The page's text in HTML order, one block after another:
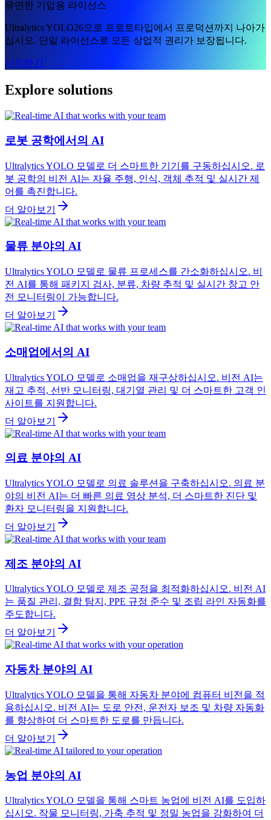
유연한 기업용 라이선스
Ultralytics YOLO26으로 프로토타입에서 프로덕션까지 나아가
십시오. 단일 라이선스로 모든 상업적 권리가 보장됩니다.
시작하기
Explore solutions
로봇 공학에서의 AI
Ultralytics YOLO 모델로 더 스마트한 기기를 구동하십시오. 로
봇 공학의 비전 AI는 자율 주행, 인식, 객체 추적 및 실시간 제
어를 촉진합니다.
더 알아보기
물류 분야의 AI
Ultralytics YOLO 모델로 물류 프로세스를 간소화하십시오. 비
전 AI를 통해 패키지 검사, 분류, 차량 추적 및 실시간 창고 안
전 모니터링이 가능합니다.
더 알아보기
소매업에서의 AI
Ultralytics YOLO 모델로 소매업을 재구상하십시오. 비전 AI는
재고 추적, 선반 모니터링, 대기열 관리 및 더 스마트한 고객 인
사이트를 지원합니다.
더 알아보기
의료 분야의 AI
Ultralytics YOLO 모델로 의료 솔루션을 구축하십시오. 의료 분
야의 비전 AI는 더 빠른 의료 영상 분석, 더 스마트한 진단 및
환자 모니터링을 지원합니다.
더 알아보기
제조 분야의 AI
Ultralytics YOLO 모델로 제조 공정을 최적화하십시오. 비전 AI
는 품질 관리, 결함 탐지, PPE 규정 준수 및 조립 라인 자동화를
주도합니다.
더 알아보기
자동차 분야의 AI
Ultralytics YOLO 모델을 통해 자동차 분야에 컴퓨터 비전을 적
용하십시오. 비전 AI는 도로 안전, 운전자 보조 및 차량 자동화
를 향상하여 더 스마트한 도로를 만듭니다.
더 알아보기
농업 분야의 AI
Ultralytics YOLO 모델을 통해 스마트 농업에 비전 AI를 도입하
십시오. 작물 모니터링, 가축 추적 및 정밀 농업을 강화하여 더